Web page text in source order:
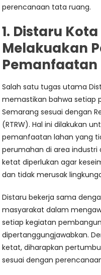
perencanaan tata ruang.
1. Distaru
Melakuakan
Pemanfaatan
Salah satu tugas utama
memastikan bahwa setiap
Semarang sesuai dengan
(RTRW). Hal ini dilakukan
pemanfaatan lahan yang
perumahan di area industri
ketat diperlukan agar
dan tidak merusak
Distaru bekerja sama
masyarakat dalam
setiap kegiatan
dipertanggungjawabkan.
ketat, diharapkan
sesuai dengan